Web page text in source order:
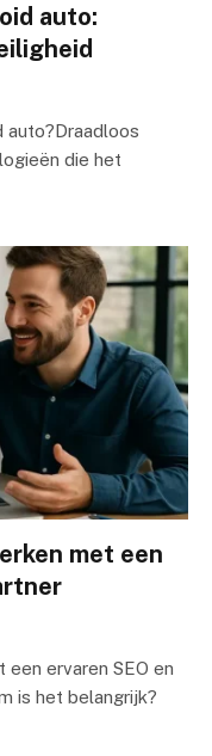
auto:
auto?Draadloos
die het
met een
ervaren SEO en
is het belangrijk?